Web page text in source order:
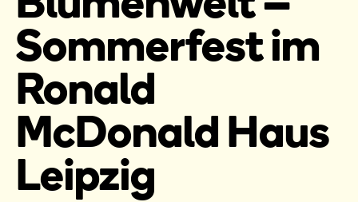
Sommerfest im
Ronald
McDonald Haus
Leipzig